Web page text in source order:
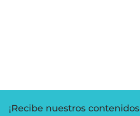
¡Recibe nuestros contenidos